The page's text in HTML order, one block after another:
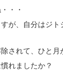
・・
が、自分はジト
されて、ひと月
れましたか？